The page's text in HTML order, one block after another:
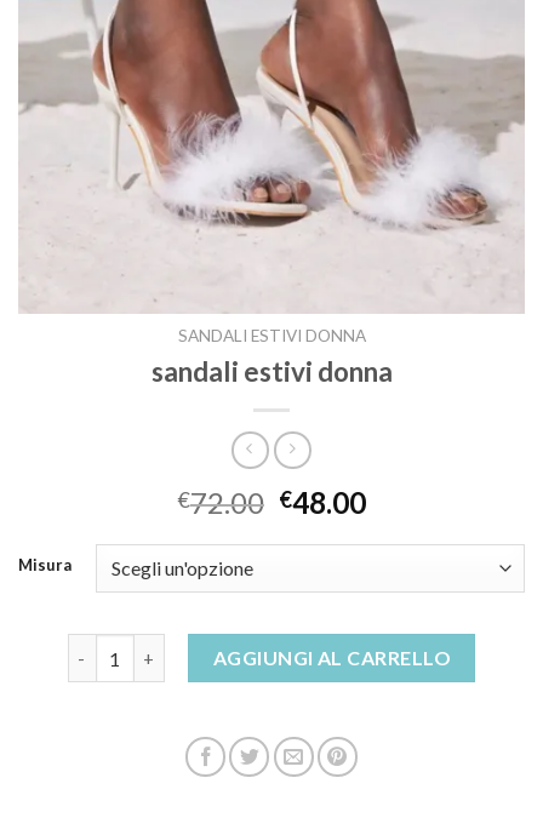
SANDALI ESTIVI DONNA
sandali estivi donna
€72.00 €48.00
Misura
AGGIUNGI AL CARRELLO